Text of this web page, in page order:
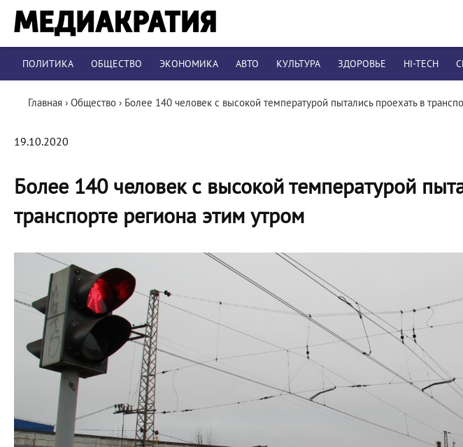
ПОЛИТИКА ОБЩЕСТВО ЭКОНОМИКА АВТО КУЛЬТУРА ЗДОРОВЬЕ HI-TECH
Главная › Общество › Более 140 человек с высокой температурой пытались проехать в
19.10.2020
Более 140 человек с высокой температурой
транспорте региона этим утром